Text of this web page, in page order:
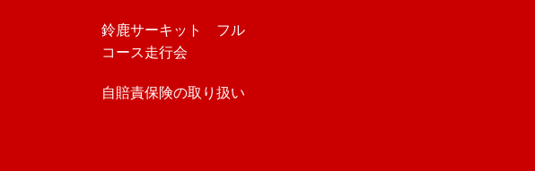
鈴鹿サーキット フル
コース走行会
自賠責保険の取り扱い